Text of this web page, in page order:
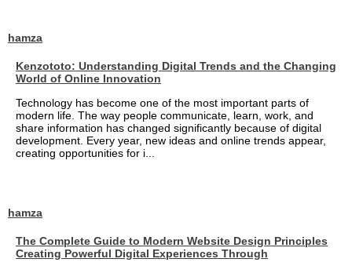
hamza
Kenzototo: Understanding Digital Trends and the Changing
World of Online Innovation
Technology has become one of the most important parts of
modern life. The way people communicate, learn, work, and
share information has changed significantly because of digital
development. Every year, new ideas and online trends appear,
creating opportunities for i...
hamza
The Complete Guide to Modern Website Design Principles
Creating Powerful Digital Experiences Through